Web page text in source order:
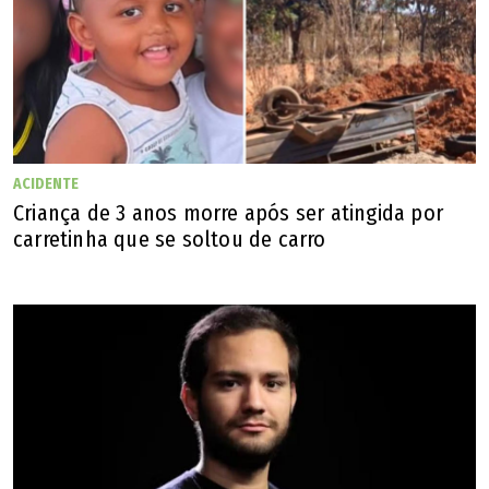
desde 2019, quando fez a personagem Dinorá Macondo
na novela "A Dona do Pedaço". Depois, ainda trabalhou em
algumas comédias para o cinema, como "Juntos e
Enrolados", de 2022, além de ter sido tema de um episódio
da série "Comediantes Que Amamos".
Em 2016, ela foi tema da biografia "Berta Loran: 90 Anos
de Humor", escrita pelo jornalista e produtor João Luiz
ACIDENTE
Criança de 3 anos morre após ser atingida por
carretinha que se soltou de carro